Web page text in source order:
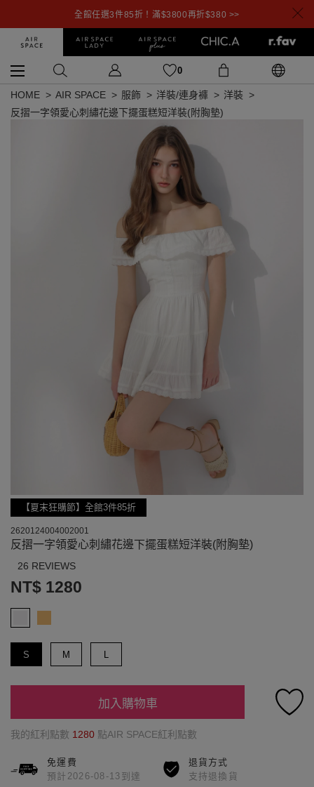
全館任選3件85折！滿$3800再折$380 >>
0
HOME AIR SPACE 服飾 洋裝/連身褲
洋裝
反摺一字領愛心刺繡花邊下擺蛋糕短洋裝(附胸墊)
【夏末狂購節】全館3件85折
2620124004002001
反摺一字領愛心刺繡花邊下擺蛋糕短洋裝(附胸墊)
26 REVIEWS
NT$ 1280
S M L
加入購物車
我的紅利點數 1280 點AIR SPACE紅利點數
免運費
預計2026-08-13到達
退貨方式
支持退換貨